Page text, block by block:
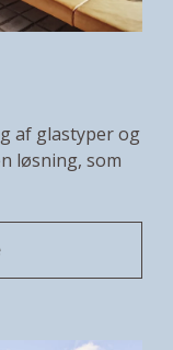
af glastyper og
løsning, som